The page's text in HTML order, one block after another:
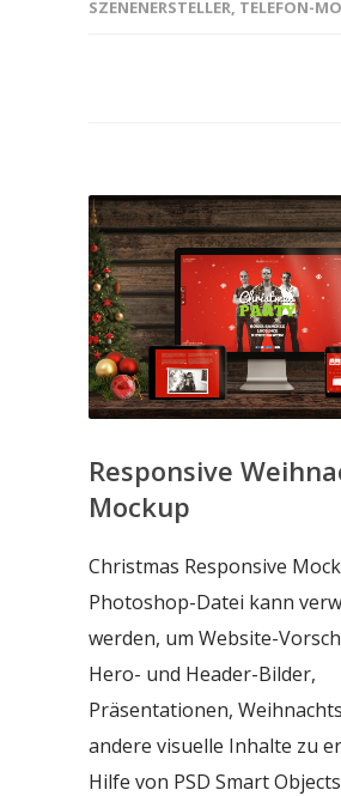
SZENENERSTELLER, TELEFON-
Responsive
Mockup
Christmas Responsive
Photoshop-Datei kann
werden, um Website-
Hero- und Header-Bilder,
Präsentationen,
andere visuelle Inhalte zu
Hilfe von PSD Smart